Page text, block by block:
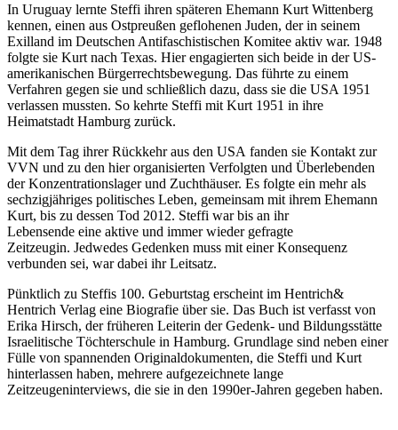
In Uruguay lernte Steffi ihren späteren Ehemann Kurt Wittenberg
kennen, einen aus Ostpreußen geflohenen Juden, der in seinem
Exilland im Deutschen Antifaschistischen Komitee aktiv war. 1948
folgte sie Kurt nach Texas. Hier engagierten sich beide in der US-
amerikanischen Bürgerrechtsbewegung. Das führte zu einem
Verfahren gegen sie und schließlich dazu, dass sie die USA 1951
verlassen mussten. So kehrte Steffi mit Kurt 1951 in ihre
Heimatstadt Hamburg zurück.
Mit dem Tag ihrer Rückkehr aus den USA fanden sie Kontakt zur
VVN und zu den hier organisierten Verfolgten und Überlebenden
der Konzentrationslager und Zuchthäuser. Es folgte ein mehr als
sechzigjähriges politisches Leben, gemeinsam mit ihrem Ehemann
Kurt, bis zu dessen Tod 2012. Steffi war bis an ihr
Lebensende eine aktive und immer wieder gefragte
Zeitzeugin. Jedwedes Gedenken muss mit einer Konsequenz
verbunden sei, war dabei ihr Leitsatz.
Pünktlich zu Steffis 100. Geburtstag erscheint im Hentrich&
Hentrich Verlag eine Biografie über sie. Das Buch ist verfasst von
Erika Hirsch, der früheren Leiterin der Gedenk- und Bildungsstätte
Israelitische Töchterschule in Hamburg. Grundlage sind neben einer
Fülle von spannenden Originaldokumenten, die Steffi und Kurt
hinterlassen haben, mehrere aufgezeichnete lange
Zeitzeugeninterviews, die sie in den 1990er-Jahren gegeben haben.